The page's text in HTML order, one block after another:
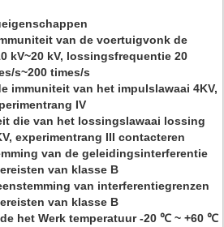
van de voertuigvonk de
kV~20 kV, lossingsfrequentie 20
s~200 times/s
immuniteit van het impulslawaai 4KV,
IV
die van het lossingslawaai lossing
experimentrang III contacteren
van de geleidingsinterferentie
van klasse B
van interferentiegrenzen
van klasse B
het Werk temperatuur -20 ℃ ~ +60 ℃